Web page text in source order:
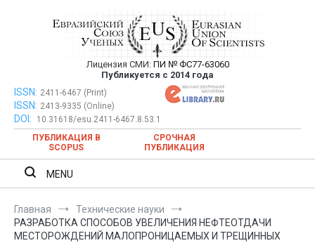
Евразийский Союз Ученых —
публикация научных статей в
ежемесячном научном журнале
Лицензия СМИ: ПИ № ФС77-63060
Публикуется с 2014 года
Евразийский Союз Ученых — публикация научных статей в
ежемесячном научном журнале
ISSN: 2411-6467 (Print)
ISSN: 2413-9335 (Online)
DOI:
10.31618/esu.2411-6467.8.53.1
ПУБЛИКАЦИЯ В
SCOPUS
СРОЧНАЯ
ПУБЛИКАЦИЯ
MENU
Главная
Технические науки
РАЗРАБОТКА СПОСОБОВ УВЕЛИЧЕНИЯ НЕФТЕОТДАЧИ
МЕСТОРОЖДЕНИЙ МАЛОПРОНИЦАЕМЫХ И ТРЕЩИННЫХ